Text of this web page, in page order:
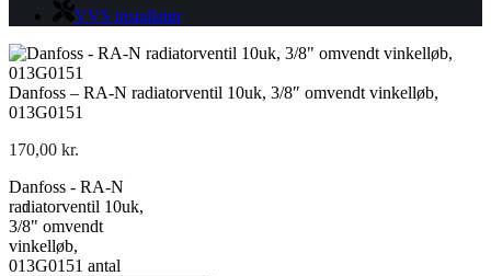
VVS installatør
Danfoss – RA-N radiatorventil 10uk, 3/8″ omvendt vinkelløb,
013G0151
170,00 kr.
Danfoss - RA-N
radiatorventil 10uk,
3/8" omvendt
vinkelløb,
013G0151 antal